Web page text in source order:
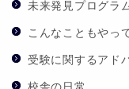
未来発見プログラ
こんなこともやっ
受験に関するアド
校舎の日常